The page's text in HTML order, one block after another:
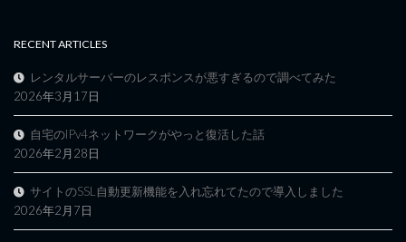
RECENT ARTICLES
レンタルサーバーのレスポンスが悪すぎるので調べてみた
2026年3月17日
自宅のIPv4ネットワークがやっと復活した話
2026年2月28日
サイトのSSL自動更新機能を入れ忘れてたので導入しました
2026年2月7日